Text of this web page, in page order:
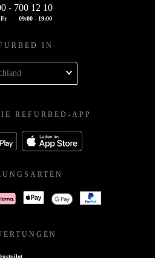
- 700 12 10
09:00 - 19:00
IN
REFURBED-APP